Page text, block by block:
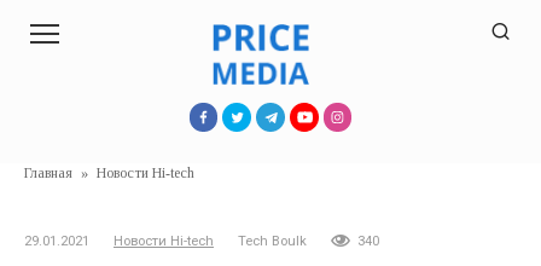
Главная » Новости Hi-tech
29.01.2021 Новости Hi-tech Tech Boulk 340